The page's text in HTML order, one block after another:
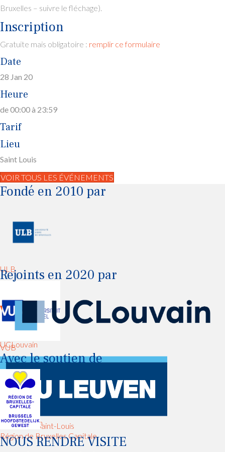
Bruxelles – suivre le fléchage).
Inscription
Gratuite mais obligatoire : remplir ce formulaire
Date
28 Jan 20
Heure
de 00:00 à 23:59
Tarif
Lieu
Saint Louis
VOIR TOUS LES ÉVÉNEMENTS
Fondé en 2010 par
ULB
VUB
Université Saint-Louis
Rejoints en 2020 par
UCLouvain
KUL Leuven
Avec le soutien de
Région de Bruxelles Capitale
NOUS RENDRE VISITE